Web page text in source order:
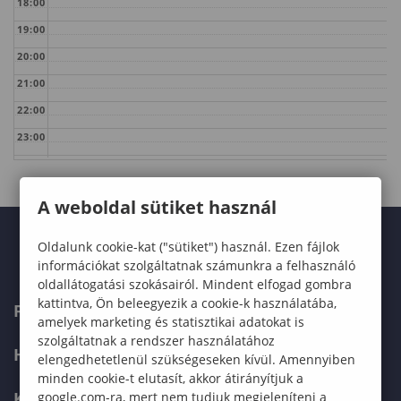
19:00
20:00
21:00
22:00
23:00
FELVÉTELIZŐKNEK
HALLGATÓKNAK
A weboldal sütiket használ
Oldalunk cookie-kat ("sütiket") használ. Ezen fájlok
információkat szolgáltatnak számunkra a felhasználó
oldallátogatási szokásairól. Mindent elfogad gombra
kattintva, Ön beleegyezik a cookie-k használatába,
amelyek marketing és statisztikai adatokat is
szolgáltatnak a rendszer használatához
elengedhetetlenül szükségeseken kívül. Amennyiben
minden cookie-t elutasít, akkor átirányítjuk a
google.com-ra, mert nem tudjuk megjeleníteni a